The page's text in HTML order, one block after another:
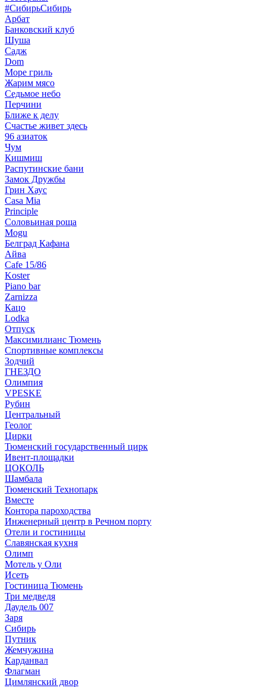
#СибирьСибирь
Арбат
Банковский клуб
Шуша
Садж
Dom
Море гриль
Жарим мясо
Седьмое небо
Перчини
Ближе к делу
Счастье живет здесь
96 азиаток
Чум
Кишмиш
Распутинские бани
Замок Дружбы
Грин Хаус
Casa Mia
Principle
Соловьиная роща
Mogu
Белград Кафана
Айва
Cafe 15/86
Koster
Piano bar
Zarnizza
Кацо
Lodka
Отпуск
Максимилианс Тюмень
Спортивные комплексы
Зодчий
ГНЕЗДО
Олимпия
VPESKE
Рубин
Центральный
Геолог
Цирки
Тюменский государственный цирк
Ивент-площадки
ЦОКОЛЬ
Шамбала
Тюменский Технопарк
Вместе
Контора пароходства
Инженерный центр в Речном порту
Отели и гостиницы
Славянская кухня
Олимп
Мотель у Оли
Исеть
Гостиница Тюмень
Три медведя
Даудель 007
Заря
Сибирь
Путник
Жемчужина
Карданвал
Флагман
Цимлянский двор